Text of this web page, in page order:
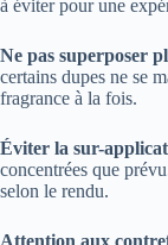
à éviter pour une
Ne pas superposer
certains dupes ne se
fragrance à la fois.
Éviter la sur-
concentrées que
selon le rendu.
Attention aux